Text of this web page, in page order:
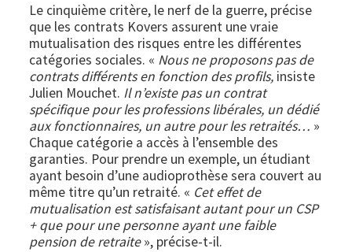
Le cinquième critère, le nerf de la guerre, précise
que les contrats Kovers assurent une vraie
mutualisation des risques entre les différentes
catégories sociales. « Nous ne proposons pas de
contrats différents en fonction des profils, insiste
Julien Mouchet. Il n’existe pas un contrat
spécifique pour les professions libérales, un dédié
aux fonctionnaires, un autre pour les retraités… »
Chaque catégorie a accès à l’ensemble des
garanties. Pour prendre un exemple, un étudiant
ayant besoin d’une audioprothèse sera couvert au
même titre qu’un retraité. « Cet effet de
mutualisation est satisfaisant autant pour un CSP
+ que pour une personne ayant une faible
pension de retraite», précise-t-il.